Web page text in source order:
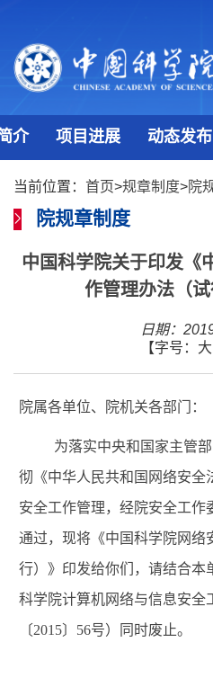
介 项目进展 动态发布
当前位置： 首页>规章制度>院
院规章制度
中国科学院关于印发《
作管理办法（
日期：
【字号： 大
院属各单位、院机关各部门：
为落实中央和国家主管
彻《中华人民共和国网络安全
安全工作管理，经院安全工作
通过，现将《中国科学院网络
行）》印发给你们，请结合本
科学院计算机网络与信息安全
〔2015〕 56号）同时废止。